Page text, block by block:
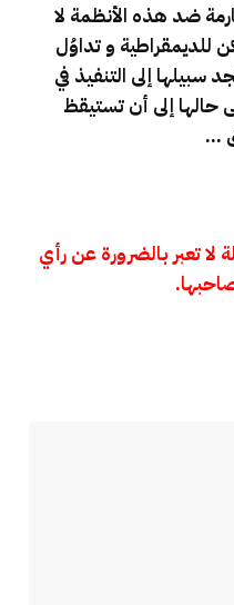
ضد هذه الأنظمة لا
للديمقراطية و تداوُل
سبيلها إلى التنفيذ في
حالها إلى أن تستيقظ
…
لا تعبر بالضرورة عن رأي